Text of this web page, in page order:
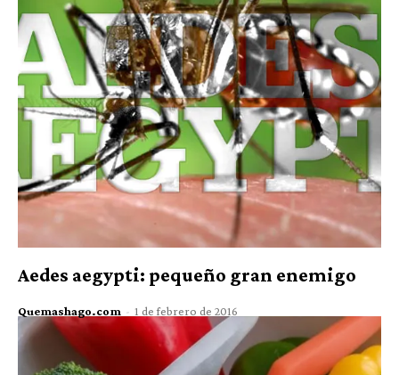
Aedes aegypti: pequeño gran enemigo
Quemashago.com - 1 de febrero de 2016